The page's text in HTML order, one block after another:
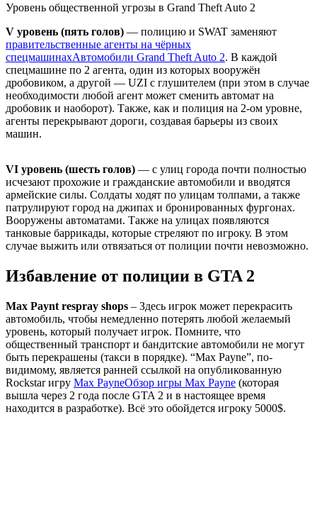
Уровень общественной угрозы в Grand Theft Auto 2
V уровень (пять голов) — полицию и SWAT заменяют
правительственные агенты на чёрных
спецмашинахАвтомобили Grand Theft Auto 2. В каждой
спецмашине по 2 агента, один из которых вооружён
дробовиком, а другой — UZI с глушителем (при этом в случае
необходимости любой агент может сменить автомат на
дробовик и наоборот). Также, как и полиция на 2-ом уровне,
агенты перекрывают дороги, создавая барьеры из своих
машин.
VI уровень (шесть голов) — с улиц города почти полностью
исчезают прохожие и гражданские автомобили и вводятся
армейские силы. Солдаты ходят по улицам толпами, а также
патрулируют город на джипах и бронированных фургонах.
Вооружены автоматами. Также на улицах появляются
танковые баррикады, которые стреляют по игроку. В этом
случае выжить или отвязаться от полиции почти невозможно.
Избавление от полиции в GTA 2
Max Paynt respray shops – Здесь игрок может перекрасить
автомобиль, чтобы немедленно потерять любой желаемый
уровень, который получает игрок. Помните, что
общественный транспорт и бандитские автомобили не могут
быть перекрашены (такси в порядке). “Max Payne”, по-
видимому, является ранней ссылкой на опубликованную
Rockstar игру Max PayneОбзор игры Max Payne (которая
вышла через 2 года после GTA 2 и в настоящее время
находится в разработке). Всё это обойдется игроку 5000$.